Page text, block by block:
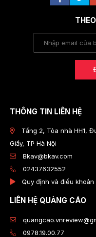
THÔNG TIN LIÊN HỆ
Tầng 2, Tòa nhà HH1,
Giấy, TP Hà Nội
Bkav@bkav.com
02437632552
Quy định và điều khoản
LIÊN HỆ QUẢNG CÁO
0978.19.00.77